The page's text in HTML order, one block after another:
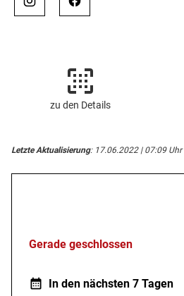
zu den Details
Letzte Aktualisierung: 17.06.2022 | 07:09 Uhr
Gerade geschlossen
In den nächsten 7 Tagen